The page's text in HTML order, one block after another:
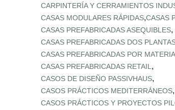
CARPINTERÍA Y CERRAMIENTOS
CASAS MODULARES RÁPIDAS,CASAS
CASAS PREFABRICADAS ASEQUIBLES,
CASAS PREFABRICADAS DOS
CASAS PREFABRICADAS POR
CASAS PREFABRICADAS RETAIL ,
CASOS DE DISEÑO PASSIVHAUS,
CASOS PRÁCTICOS MEDITERRÁNEOS,
CASOS PRÁCTICOS Y PROYECTOS